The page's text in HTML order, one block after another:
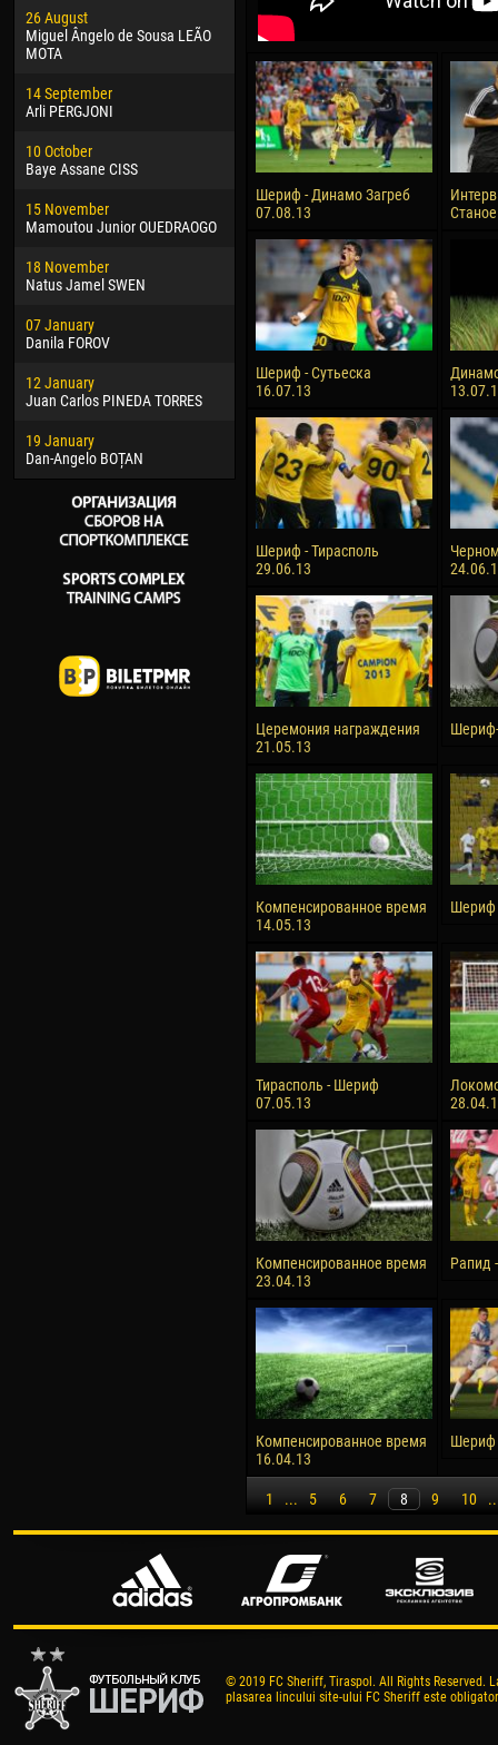
26 August
Miguel Ângelo de Sousa LEÃO
MOTA
14 September
Arli PERGJONI
10 October
Baye Assane CISS
15 November
Mamoutou Junior OUEDRAOGO
18 November
Natus Jamel SWEN
07 January
Danila FOROV
12 January
Juan Carlos PINEDA TORRES
19 January
Dan-Angelo BOȚAN
30 January
Dhoraso Moreo KLAS
24 February
Vladislav COSTIN
02 March
Veaceslav COZMA
09 March
Emmanuel AFETSE
20 March
Jayder Moreno ASPRILLA
22 March
Samba KONÉ
26 March
Vitor Hugo Morais de OLIVEIRA
28 March
Raí LOPES DE OLIVEIRA
04
13
24
15
28
15
Ivan
Шериф - Динамо Загреб
07.08.13
Шериф - Сутьеска
16.07.13
Шериф - Тирасполь
29.06.13
Церемония награждения
21.05.13
Компенсированное время
14.05.13
Шериф
Тирасполь - Шериф
07.05.13
Компенсированное время
23.04.13
Рапид
Компенсированное время
16.04.13
Шериф
1 ... 5 6 7 8 9 10
© 2019 FC Sheriff, Tiraspol. All Rights
plasarea lincului site-ului FC Sheriff este